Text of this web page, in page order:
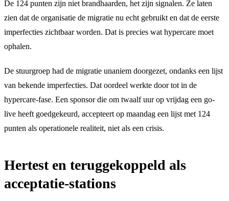
De 124 punten zijn niet brandhaarden, het zijn signalen. Ze laten
zien dat de organisatie de migratie nu echt gebruikt en dat de eerste
imperfecties zichtbaar worden. Dat is precies wat hypercare moet
ophalen.
De stuurgroep had de migratie unaniem doorgezet, ondanks een lijst
van bekende imperfecties. Dat oordeel werkte door tot in de
hypercare-fase. Een sponsor die om twaalf uur op vrijdag een go-
live heeft goedgekeurd, accepteert op maandag een lijst met 124
punten als operationele realiteit, niet als een crisis.
Hertest en teruggekoppeld als
acceptatie-stations